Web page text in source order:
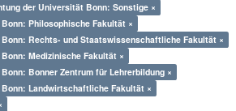
der Universität Bonn: Sonstige ×
Philosophische Fakultät ×
Rechts- und Staatswissenschaftliche Fakultät ×
Medizinische Fakultät ×
Bonner Zentrum für Lehrerbildung ×
Landwirtschaftliche Fakultät ×